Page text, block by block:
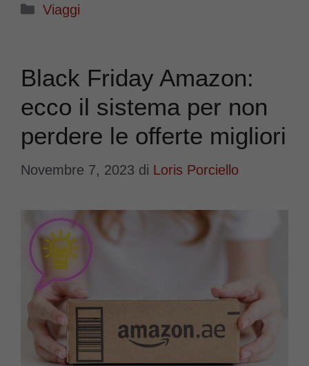
Categorie
Viaggi
Black Friday Amazon:
ecco il sistema per non
perdere le offerte migliori
Novembre 7, 2023 di Loris Porciello